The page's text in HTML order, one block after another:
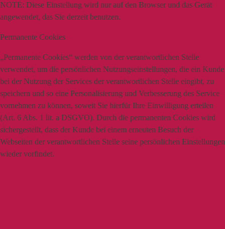
NOTE: Diese Einstellung wird nur auf den Browser und das Gerät
angewendet, das Sie derzeit benutzen.
Permanente Cookies
„Permanente Cookies“ werden von der verantwortlichen Stelle
verwendet, um die persönlichen Nutzungseinstellungen, die ein Kunde
bei der Nutzung der Services der verantwortlichen Stelle eingibt, zu
speichern und so eine Personalisierung und Verbesserung des Service
vornehmen zu können, soweit Sie hierfür Ihre Einwilligung erteilen
(Art. 6 Abs. 1 lit. a DSGVO). Durch die permanenten Cookies wird
sichergestellt, dass der Kunde bei einem erneuten Besuch der
Webseiten der verantwortlichen Stelle seine persönlichen Einstellungen
wieder vorfindet.